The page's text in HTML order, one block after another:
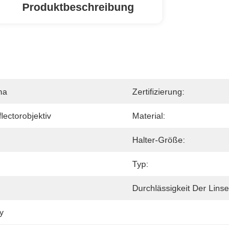
Produktbeschreibung
Zertifizierung:
Material:
Halter-Größe:
Typ:
Durchlässigkeit Der